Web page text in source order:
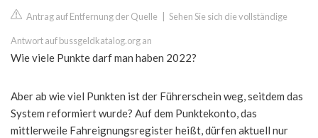
Antrag auf Entfernung der Quelle Sehen Sie sich die vollständige
Antwort auf bussgeldkatalog.org an
Wie viele Punkte darf man haben 2022?
Aber ab wie viel Punkten ist der Führerschein weg, seitdem das
System reformiert wurde? Auf dem Punktekonto, das
mittlerweile Fahreignungsregister heißt, dürfen aktuell nur